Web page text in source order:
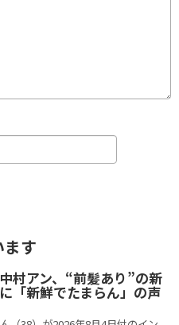
す
村アン、“前髪あり”の新
「新鮮でたまらん」の声